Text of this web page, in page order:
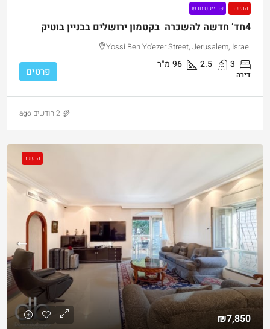
הושכר פרוייקט חדש
4חד’ חדשה להשכרה בקטמון ירושלים בבניין בוטיק
Yossi Ben Yo'ezer Street, Jerusalem, Israel
3
2.5
96 מ"ר
דירה פרטים
2 חודשים ago
הושכר
₪7,850